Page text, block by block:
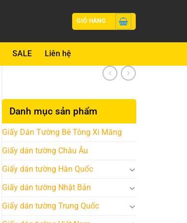
GIỎ HÀNG
SALE Liên hệ
Danh mục sản phẩm
Giấy Dán Tường Bê Tông Xi Măng
Giấy dán tường Châu Âu
Giấy dán tường Hàn Quốc
Giấy dán tường Nhật Bản
Giấy dán tường Trung Quốc